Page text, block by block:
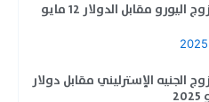
التحليل الفني لزوج اليورو مقابل الدولار 12 مايو
الجنيه الإسترليني مقابل دولار